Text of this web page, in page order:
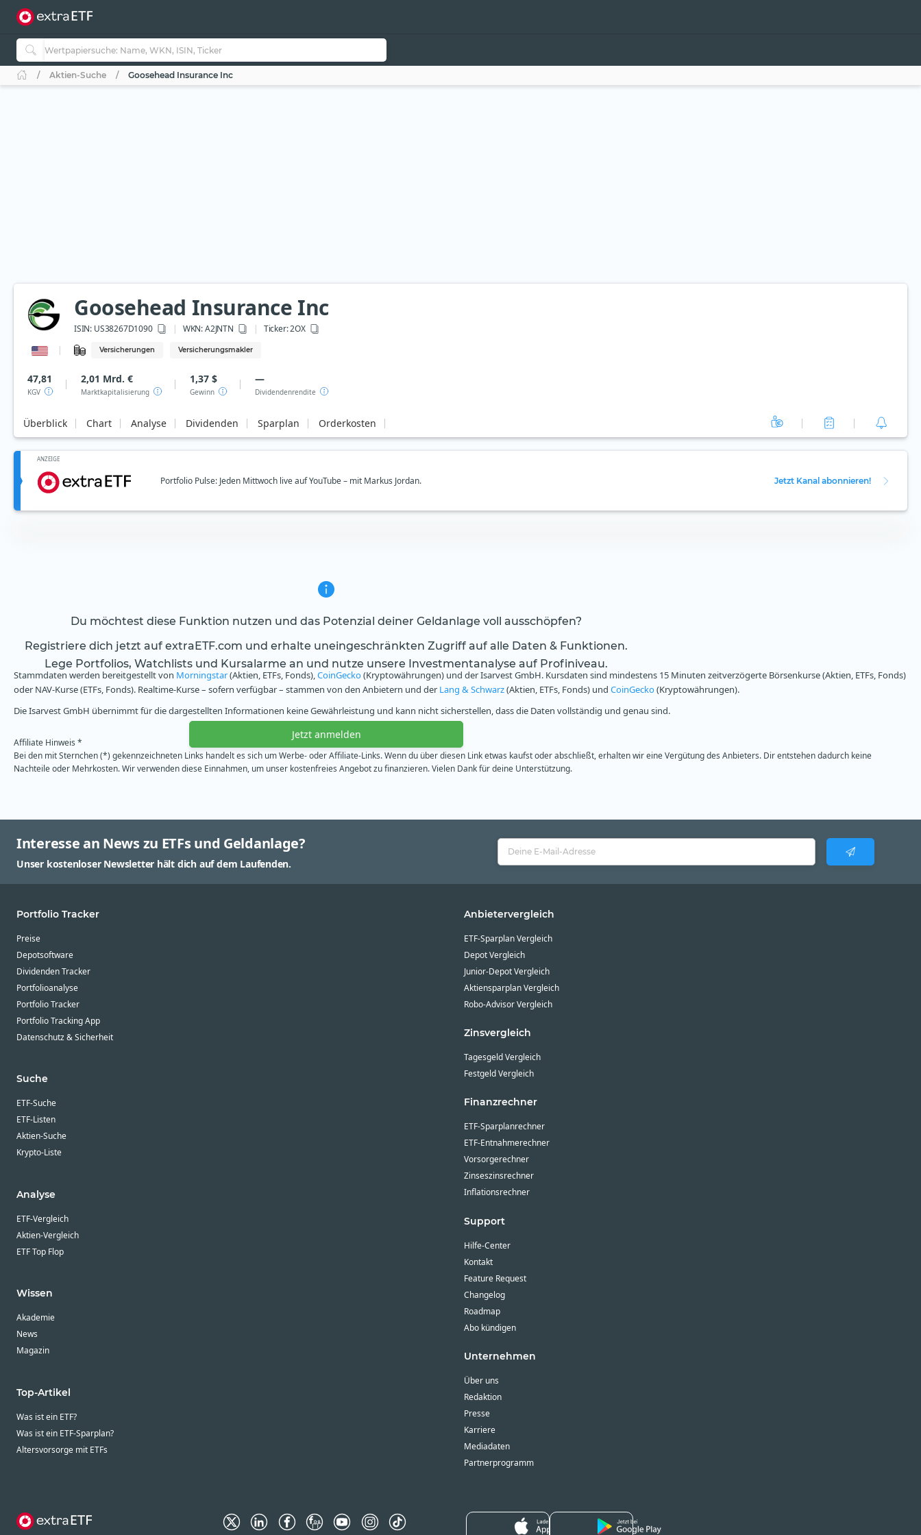
Aktien-Suche Goosehead Insurance Inc
Goosehead Insurance Inc
ISIN: US38267D1090 WKN: A2JNTN Ticker:2OX
Versicherungen Versicherungsmakler
47,81
KGV
2,01 Mrd. €
Marktkapitalisierung
1,37 $
Gewinn
—
Dividendenrendite
Überblick Chart Analyse Dividenden Sparplan Orderkosten
ANZEIGE
Portfolio Pulse: Jeden Mittwoch live auf YouTube – mit Markus Jordan. Jetzt Kanal abonnieren!
Du möchtest diese Funktion nutzen und das Potenzial deiner Geldanlage voll ausschöpfen?
Registriere dich jetzt auf extraETF.com und erhalte uneingeschränkten Zugriff auf alle Daten & Funktionen.
Lege Portfolios, Watchlists und Kursalarme an und nutze unsere Investmentanalyse auf Profiniveau.
Jetzt anmelden
Stammdaten werden bereitgestellt von Morningstar(Aktien, ETFs, Fonds),CoinGecko(Kryptowährungen) und der Isarvest GmbH. Kursdaten sind mindestens 15 Minuten zeitverzögerte Börsenkurse (Aktien, ETFs, Fonds)
oder NAV-Kurse (ETFs, Fonds). Realtime-Kurse – sofern verfügbar – stammen von den Anbietern und der Lang & Schwarz(Aktien, ETFs, Fonds) und CoinGecko(Kryptowährungen).
Die Isarvest GmbH übernimmt für die dargestellten Informationen keine Gewährleistung und kann nicht sicherstellen, dass die Daten vollständig und genau sind.
Affiliate Hinweis *
Bei den mit Sternchen (*) gekennzeichneten Links handelt es sich um Werbe- oder Affiliate-Links. Wenn du über diesen Link etwas kaufst oder abschließt, erhalten wir eine Vergütung des Anbieters. Dir entstehen dadurch keine
Nachteile oder Mehrkosten. Wir verwenden diese Einnahmen, um unser kostenfreies Angebot zu finanzieren. Vielen Dank für deine Unterstützung.
Interesse an News zu ETFs und Geldanlage?
Unser kostenloser Newsletter hält dich auf dem Laufenden.
Portfolio Tracker
Preise
Depotsoftware
Dividenden Tracker
Portfolioanalyse
Portfolio Tracker
Portfolio Tracking App
Datenschutz & Sicherheit
Suche
ETF-Suche
ETF-Listen
Aktien-Suche
Krypto-Liste
Analyse
ETF-Vergleich
Aktien-Vergleich
ETF Top Flop
Wissen
Akademie
News
Magazin
Top-Artikel
Was ist ein ETF?
Was ist ein ETF-Sparplan?
Altersvorsorge mit ETFs
Anbietervergleich
ETF-Sparplan Vergleich
Depot Vergleich
Junior-Depot Vergleich
Aktiensparplan Vergleich
Robo-Advisor Vergleich
Zinsvergleich
Tagesgeld Vergleich
Festgeld Vergleich
Finanzrechner
ETF-Sparplanrechner
ETF-Entnahmerechner
Vorsorgerechner
Zinseszinsrechner
Inflationsrechner
Support
Hilfe-Center
Kontakt
Feature Request
Changelog
Roadmap
Abo kündigen
Unternehmen
Über uns
Redaktion
Presse
Karriere
Mediadaten
Partnerprogramm